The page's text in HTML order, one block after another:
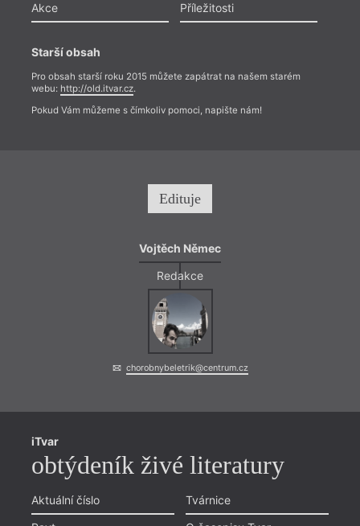
Akce
Příležitosti
Starší obsah
Pro obsah starší roku 2015 můžete zapátrat na našem starém
webu: http://old.itvar.cz.
Pokud Vám můžeme s čímkoliv pomoci, napište nám!
Edituje
Vojtěch Němec
Redakce
chorobnybeletrik@centrum.cz
iTvar
obtýdeník živé literatury
Aktuální číslo
Tvárnice